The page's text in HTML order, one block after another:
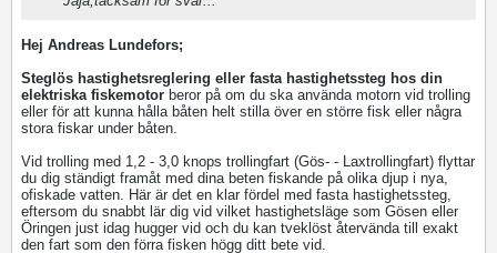
Hej Andreas Lundefors;
Steglös hastighetsreglering eller fasta hastighetssteg hos din
elektriska fiskemotor beror på om du ska använda motorn vid trolling
eller för att kunna hålla båten helt stilla över en större fisk eller några
stora fiskar under båten.
Vid trolling med 1,2 - 3,0 knops trollingfart (Gös- - Laxtrollingfart) flyttar
du dig ständigt framåt med dina beten fiskande på olika djup i nya,
ofiskade vatten. Här är det en klar fördel med fasta hastighetssteg,
eftersom du snabbt lär dig vid vilket hastighetsläge som Gösen eller
Öringen just idag hugger vid och du kan tveklöst återvända till exakt
den fart som den förra fisken högg ditt bete vid.